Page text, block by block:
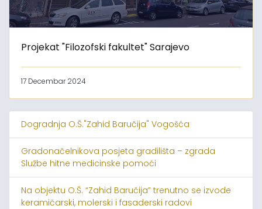
Projekat "Filozofski fakultet" Sarajevo
17 Decembar 2024
Dogradnja O.Š."Zahid Baručija" Vogošća
Gradonačelnikova posjeta gradilišta – zgrada
Službe hitne medicinske pomoći
Na objektu O.Š. “Zahid Baručija” trenutno se izvode
keramičarski, molerski i fasaderski radovi